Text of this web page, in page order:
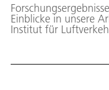
Einblicke in unsere
Institut für